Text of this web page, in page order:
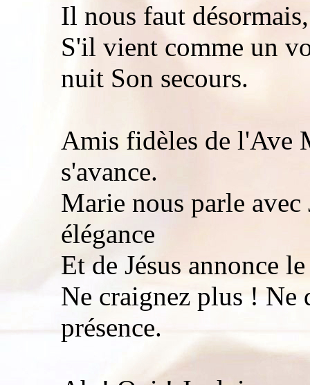
Il nous faut
S'il vient comme un
nuit Son secours.
Amis fidèles de l'Ave
s'avance.
Marie nous parle avec
élégance
Et de Jésus annonce
Ne craignez plus ! Ne
présence.